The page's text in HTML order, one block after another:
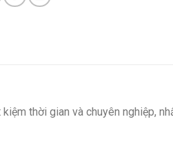
thời gian và chuyên nghiệp,